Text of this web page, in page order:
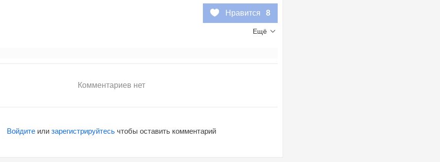
Нравится 8
Ещё
Комментариев нет
Войдите или зарегистрируйтесь чтобы оставить комментарий